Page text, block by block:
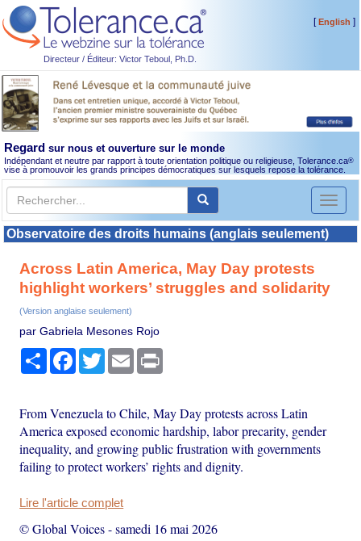
Directeur / Éditeur: Victor Teboul, Ph.D.
[English ]
Regard sur nous et ouverture sur le monde
Indépendant et neutre par rapport à toute orientation politique ou religieuse, Tolerance.ca®
vise à promouvoir les grands principes démocratiques sur lesquels repose la tolérance.
Toggle
Observatoire des droits humains (anglais seulement)
Across Latin America, May Day protests
highlight workers’ struggles and solidarity
(Version anglaise seulement)
par Gabriela Mesones Rojo
PartagerFacebook
TwitterEmail
From Venezuela to Chile, May Day protests across Latin
America exposed economic hardship, labor precarity, gender
inequality, and growing public frustration with governments
failing to protect workers’ rights and dignity.
Lire l'article complet
© Global Voices-samedi 16 mai 2026